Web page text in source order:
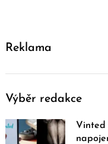
Reklama
Výběr redakce
Vinted